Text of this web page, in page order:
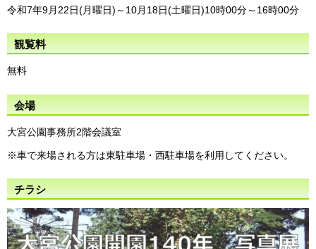
令和7年9月22日(月曜日)～10月18日(土曜日)10時00分～16時00分
観覧料
無料
会場
大宮公園事務所2階会議室
※車で来場される方は東駐車場・西駐車場を利用してください。
チラシ